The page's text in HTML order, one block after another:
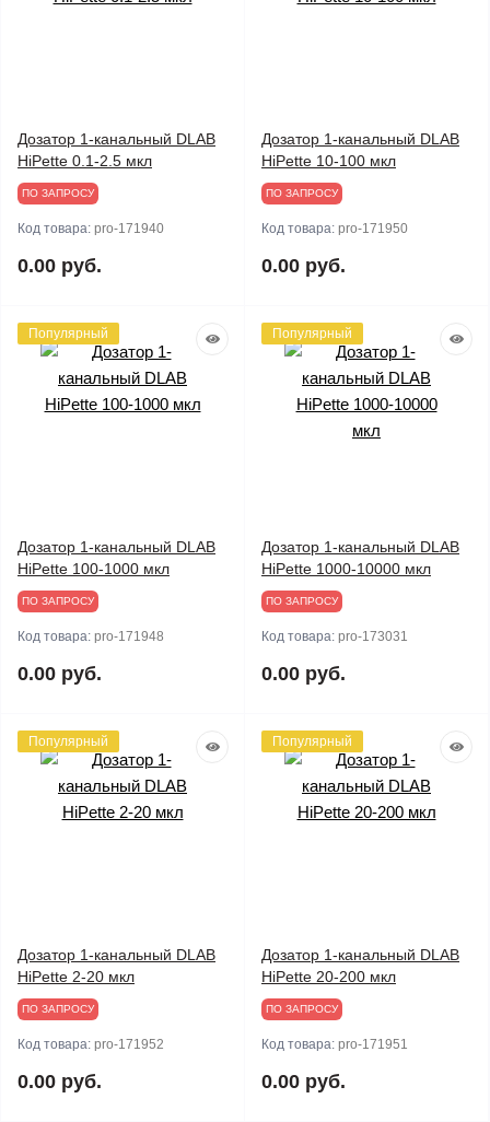
Дозатор 1-канальный DLAB
HiPette 0.1-2.5 мкл
ПО ЗАПРОСУ
Код товара: pro-171940
0.00 руб.
Дозатор 1-канальный DLAB
HiPette 10-100 мкл
ПО ЗАПРОСУ
Код товара: pro-171950
0.00 руб.
Популярный
Дозатор 1-канальный DLAB
HiPette 100-1000 мкл
ПО ЗАПРОСУ
Код товара: pro-171948
0.00 руб.
Популярный
Дозатор 1-канальный DLAB
HiPette 1000-10000 мкл
ПО ЗАПРОСУ
Код товара: pro-173031
0.00 руб.
Популярный
Дозатор 1-канальный DLAB
HiPette 2-20 мкл
ПО ЗАПРОСУ
Код товара: pro-171952
0.00 руб.
Популярный
Дозатор 1-канальный DLAB
HiPette 20-200 мкл
ПО ЗАПРОСУ
Код товара: pro-171951
0.00 руб.